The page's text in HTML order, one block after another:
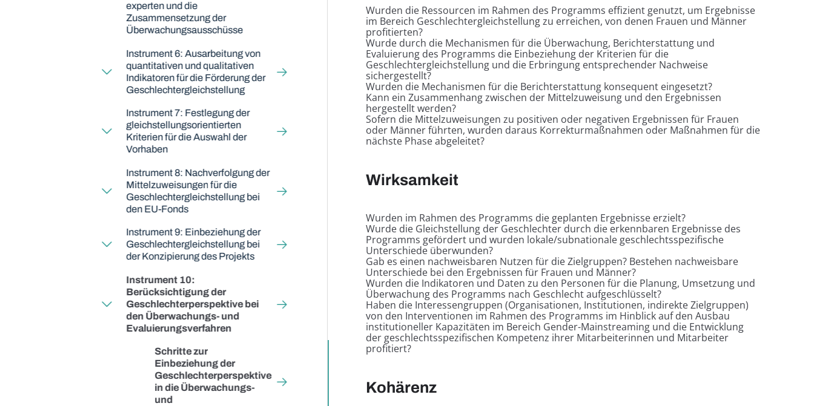
experten und die
Zusammensetzung der
Überwachungsausschüsse
Instrument 6: Ausarbeitung von
quantitativen und qualitativen
Indikatoren für die Förderung der
Geschlechtergleichstellung
Instrument 7: Festlegung der
gleichstellungsorientierten
Kriterien für die Auswahl der
Vorhaben
Instrument 8: Nachverfolgung der
Mittelzuweisungen für die
Geschlechtergleichstellung bei
den EU-Fonds
Instrument 9: Einbeziehung der
Geschlechtergleichstellung bei
der Konzipierung des Projekts
Instrument 10:
Berücksichtigung der
Geschlechterperspektive bei
den Überwachungs- und
Evaluierungsverfahren
Schritte zur
Einbeziehung der
Geschlechterperspektive
in die Überwachungs-
und
Wurden die Ressourcen im Rahmen des Programms effizient genutzt, um Ergebnisse
im Bereich Geschlechtergleichstellung zu erreichen, von denen Frauen und Männer
profitierten?
Wurde durch die Mechanismen für die Überwachung, Berichterstattung und
Evaluierung des Programms die Einbeziehung der Kriterien für die
Geschlechtergleichstellung und die Erbringung entsprechender Nachweise
sichergestellt?
Wurden die Mechanismen für die Berichterstattung konsequent eingesetzt?
Kann ein Zusammenhang zwischen der Mittelzuweisung und den Ergebnissen
hergestellt werden?
Sofern die Mittelzuweisungen zu positiven oder negativen Ergebnissen für Frauen
oder Männer führten, wurden daraus Korrekturmaßnahmen oder Maßnahmen für die
nächste Phase abgeleitet?
Wirksamkeit
Wurden im Rahmen des Programms die geplanten Ergebnisse erzielt?
Wurde die Gleichstellung der Geschlechter durch die erkennbaren Ergebnisse des
Programms gefördert und wurden lokale/subnationale geschlechtsspezifische
Unterschiede überwunden?
Gab es einen nachweisbaren Nutzen für die Zielgruppen? Bestehen nachweisbare
Unterschiede bei den Ergebnissen für Frauen und Männer?
Wurden die Indikatoren und Daten zu den Personen für die Planung, Umsetzung und
Überwachung des Programms nach Geschlecht aufgeschlüsselt?
Haben die Interessengruppen (Organisationen, Institutionen, indirekte Zielgruppen)
von den Interventionen im Rahmen des Programms im Hinblick auf den Ausbau
institutioneller Kapazitäten im Bereich Gender-Mainstreaming und die Entwicklung
der geschlechtsspezifischen Kompetenz ihrer Mitarbeiterinnen und Mitarbeiter
profitiert?
Kohärenz